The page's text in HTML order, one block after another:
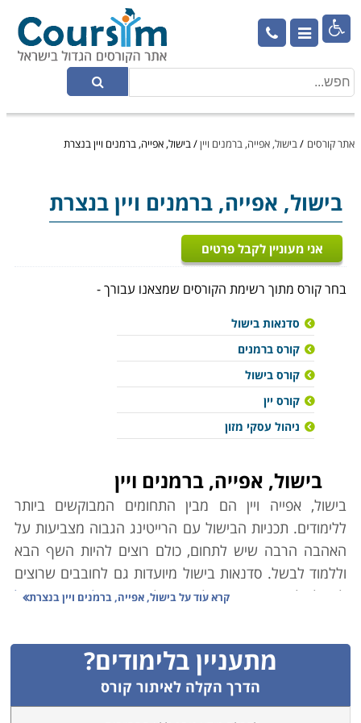

אתר קורסים /בישול, אפייה, ברמנים ויין/בישול, אפייה, ברמנים ויין בנצרת
בישול, אפייה, ברמנים ויין בנצרת
אני מעוניין לקבל פרטים
בחר קורס מתוך רשימת הקורסים שמצאנו עבורך -
סדנאות בישול
קורס ברמנים
קורס בישול
קורס יין
ניהול עסקי מזון
בישול, אפייה, ברמנים ויין
בישול, אפייה ויין הם מבין התחומים המבוקשים ביותר
ללימודים. תכניות הבישול עם הרייטינג הגבוה מצביעות על
האהבה הרבה שיש לתחום, כולם רוצים להיות השף הבא
וללמוד לבשל. סדנאות בישול מיועדות גם לחובבים שרוצים
לבשל לקרוביהם וגם לרוצים להפוך אתלימודי הבישול
כדי להגיע ולהיות שף כדאי להתחיל בלימודי קורס טבחות
המעניקים פתח לעולם המטבח מרמה הבסיסית ביותר ועד
להכנת מנות גורמה, הקורס מפגיש עם כל תחומי הבישול
קרא עוד עלבישול, אפייה, ברמנים ויין בנצרת
מתעניין בלימודים?
הדרך הקלה לאיתור קורס